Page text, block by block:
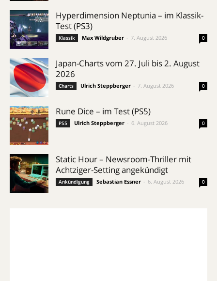
Hyperdimension Neptunia – im Klassik-
Test (PS3)
Klassik Max Wildgruber 7. August 2026 0
Japan-Charts vom 27. Juli bis 2. August
2026
Charts Ulrich Steppberger 7. August 2026 0
Rune Dice – im Test (PS5)
PS5 Ulrich Steppberger 6. August 2026 0
Static Hour – Newsroom-Thriller mit
Achtziger-Setting angekündigt
Ankündigung Sebastian Essner 6. August 2026 0